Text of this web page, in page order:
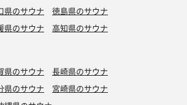
県のサウナ
徳島県のサウナ
県のサウナ 高知県のサウナ
県のサウナ
長崎県のサウナ
県のサウナ
宮崎県のサウナ